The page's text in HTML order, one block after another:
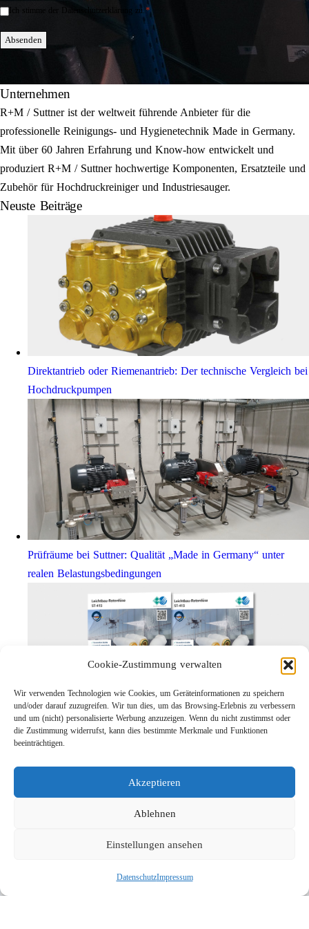
Cookie-Zustimmung verwalten
Wir verwenden Technologien wie Cookies, um Geräteinformationen zu speichern
und/oder darauf zuzugreifen. Wir tun dies, um das Browsing-Erlebnis zu verbessern
und um (nicht) personalisierte Werbung anzuzeigen. Wenn du nicht zustimmst oder
die Zustimmung widerrufst, kann dies bestimmte Merkmale und Funktionen
beeinträchtigen.
Akzeptieren
Ablehnen
Einstellungen ansehen
DatenschutzImpressum
Einwilligung
Ich stimme der Datenschutzerklärung zu.*
Absenden
Unternehmen
R+M / Suttner ist der weltweit führende Anbieter für die
professionelle Reinigungs- und Hygienetechnik Made in Germany.
Mit über 60 Jahren Erfahrung und Know-how entwickelt und
produziert R+M / Suttner hochwertige Komponenten, Ersatzteile und
Zubehör für Hochdruckreiniger und Industriesauger.
Neuste Beiträge
Direktantrieb oder Riemenantrieb: Der technische Vergleich bei
Hochdruckpumpen
Prüfräume bei Suttner: Qualität „Made in Germany“ unter
realen Belastungsbedingungen
Leichtbau-Rotordüse ST-415